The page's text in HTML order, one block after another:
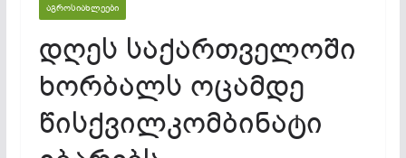
ᲐᲒᲠᲝᲡᲘᲐᲮᲚᲔᲔᲑᲘ
დღეს საქართველოში
ხორბალს ოცამდე
წისქვილკომბინატი